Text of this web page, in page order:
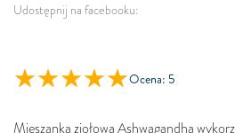
Udostępnij na facebooku:
Ocena: 5
Mieszanka ziołowa Ashwagandha